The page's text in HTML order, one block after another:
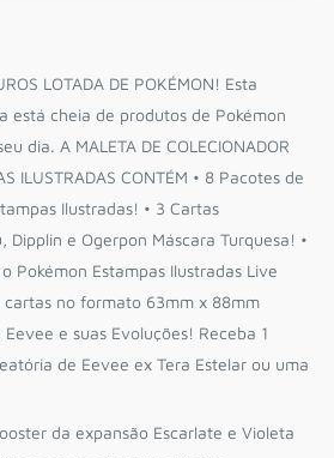
LOTADA DE POKÉMON! Esta
está cheia de produtos de Pokémon
dia. A MALETA DE COLECIONADOR
ILUSTRADAS CONTÉM • 8 Pacotes de
Ilustradas! • 3 Cartas
Dipplin e Ogerpon Máscara Turquesa! •
Pokémon Estampas Ilustradas Live
cartas no formato 63mm x 88mm
e suas Evoluções! Receba 1
de Eevee ex Tera Estelar ou uma
da expansão Escarlate e Violeta